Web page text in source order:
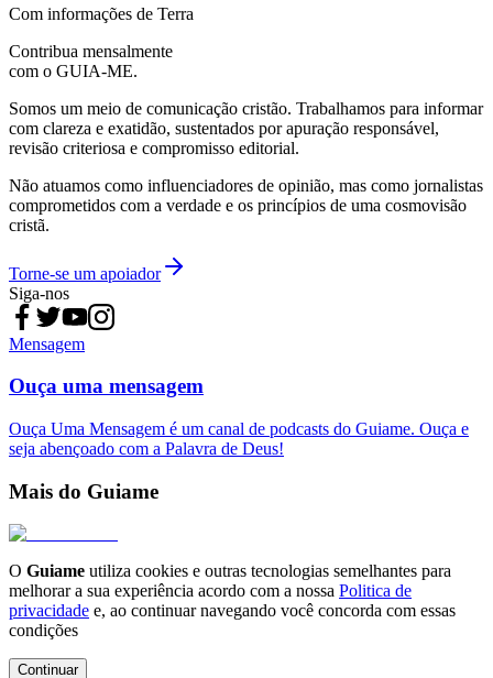
Com informações de Terra
Contribua mensalmente
com o GUIA-ME.
Somos um meio de comunicação cristão. Trabalhamos para informar
com clareza e exatidão, sustentados por apuração responsável,
revisão criteriosa e compromisso editorial.
Não atuamos como influenciadores de opinião, mas como jornalistas
comprometidos com a verdade e os princípios de uma cosmovisão
cristã.
Torne-se um apoiador
Siga-nos
Mensagem
Ouça uma mensagem
Ouça Uma Mensagem é um canal de podcasts do Guiame. Ouça e
seja abençoado com a Palavra de Deus!
Mais do Guiame
O Guiame utiliza cookies e outras tecnologias semelhantes para
melhorar a sua experiência acordo com a nossa Politica de
privacidade e, ao continuar navegando você concorda com essas
condições
Continuar